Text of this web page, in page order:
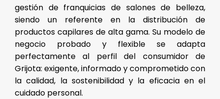
gestión de franquicias de salones de belleza,
siendo un referente en la distribución de
productos capilares de alta gama. Su modelo de
negocio probado y flexible se adapta
perfectamente al perfil del consumidor de
Grijota: exigente, informado y comprometido con
la calidad, la sostenibilidad y la eficacia en el
cuidado personal.